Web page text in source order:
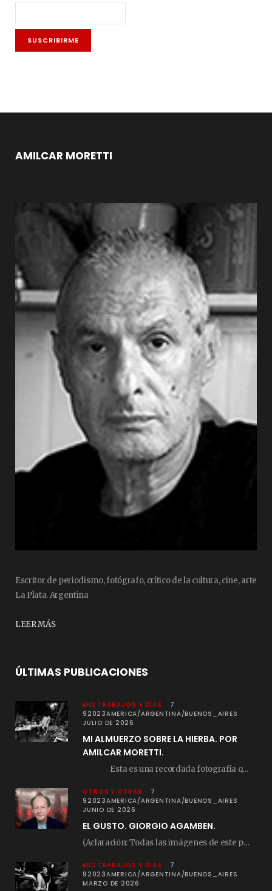
AMILCAR MORETTI
Escritor de periodismo, fotógrafo, crítico de la cultura, cine, arte
La Plata. Argentina
LEER MÁS
ÚLTIMAS PUBLICACIONES
MIS TRABAJOS Y DÍAS
7
92023AMERICA/ARGENTINA/BUENOS_AIRES
JULIO DE 2026
MI ALMUERZO SOBRE LA HIERBA. POR
AMILCAR MORETTI.
Esta es una recordada fotografía que registré…
OTROS Y OTRAS
7
92023AMERICA/ARGENTINA/BUENOS_AIRES
JUNIO DE 2026
EL GUSTO. GIORGIO AGAMBEN.
(Aclaración: Todas las imágenes de este posteo fueron tomadas de Bloghemia.com, y todos los…
MIS TRABAJOS Y DÍAS
7
92023AMERICA/ARGENTINA/BUENOS_AIRES
MARZO DE 2026